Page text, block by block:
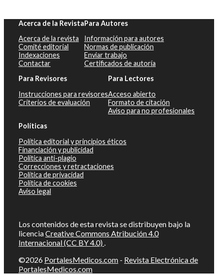
Acerca de la Revista
Acerca de la revista
Comité editorial
Indexaciones
Contactar
Para Autores
Información para autores
Normas de publicación
Enviar trabajo
Certificados de autoría
Para Revisores
Instrucciones para revisores
Criterios de evaluación
Para Lectores
Acceso abierto
Formato de citación
Aviso para no profesionales
Políticas
Política editorial y principios éticos
Financiación y publicidad
Política anti-plagio
Correcciones y retractaciones
Política de privacidad
Política de cookies
Aviso legal
Los contenidos de esta revista se distribuyen bajo la
licenciaCreative Commons Atribución 4.0
Internacional (CC BY 4.0) .
©2026 PortalesMedicos.com - Revista Electrónica de
PortalesMedicos.com